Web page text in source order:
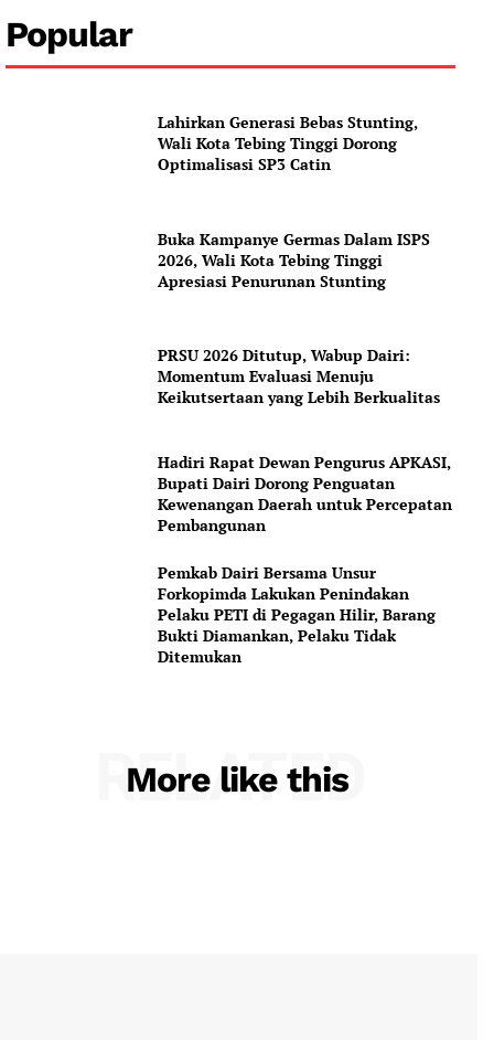
News Week
Magazine PRO
Popular
Lahirkan Generasi Bebas Stunting,
Wali Kota Tebing Tinggi Dorong
Optimalisasi SP3 Catin
Buka Kampanye Germas Dalam ISPS
2026, Wali Kota Tebing Tinggi
Apresiasi Penurunan Stunting
PRSU 2026 Ditutup, Wabup Dairi:
Momentum Evaluasi Menuju
Keikutsertaan yang Lebih Berkualitas
Hadiri Rapat Dewan Pengurus APKASI,
Bupati Dairi Dorong Penguatan
Kewenangan Daerah untuk Percepatan
Pembangunan
Pemkab Dairi Bersama Unsur
Forkopimda Lakukan Penindakan
Pelaku PETI di Pegagan Hilir, Barang
Bukti Diamankan, Pelaku Tidak
Ditemukan
More like this
RELATED